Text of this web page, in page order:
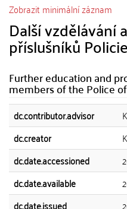
Zobrazit minimální záznam
Další vzdělávání
příslušníků
Further education and
members of the Police
dc.contributor.advisor
dc.creator
dc.date.accessioned
dc.date.available
dc.date.issued